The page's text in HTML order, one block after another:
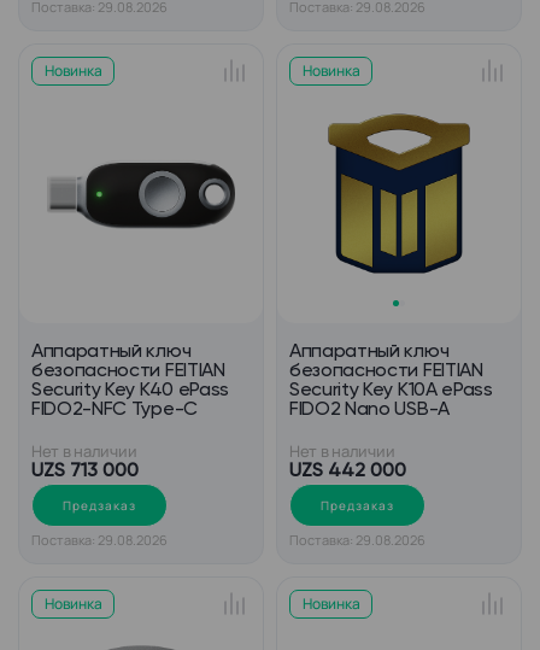
Поставка: 29.08.2026 Поставка: 29.08.2026
Новинка
Аппаратный ключ
безопасности FEITIAN
Security Key K40 ePass
FIDO2-NFC Type-C
Нет в наличии
UZS 713 000
Предзаказ
Поставка: 29.08.2026
Новинка
Аппаратный ключ
безопасности FEITIAN
Security Key K10A ePass
FIDO2 Nano USB-A
Нет в наличии
UZS 442 000
Предзаказ
Поставка: 29.08.2026
Новинка Новинка